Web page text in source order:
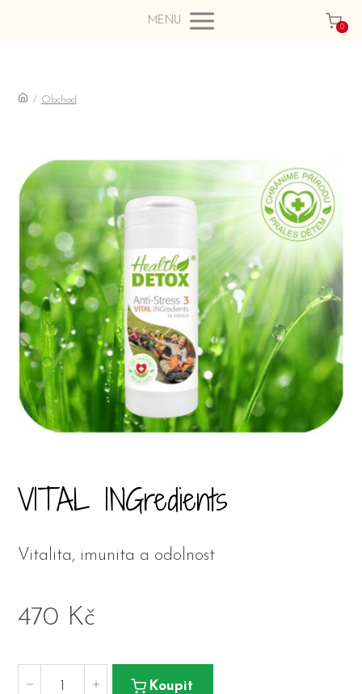
MENU
0
/ Obchod
VITAL INGredients
Vitalita, imunita a odolnost
470 Kč
Koupit